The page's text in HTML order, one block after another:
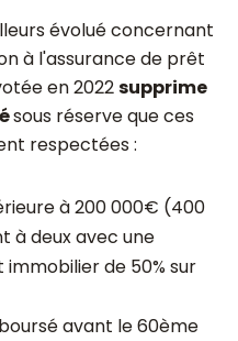
évolué concernant
à l'assurance de prêt
en 2022supprime
sous réserve que ces
respectées :
à 200 000€ (400
à deux avec une
de 50% sur
avant le 60ème